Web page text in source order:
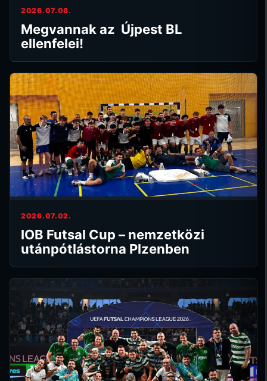
2026.07.08.
Megvannak az Újpest BL
ellenfelei!
2026.07.02.
IOB Futsal Cup – nemzetközi
utánpótlástorna Plzenben